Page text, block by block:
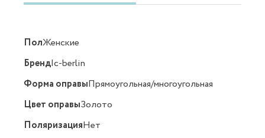
ПолЖенские
БрендIc-berlin
Форма оправыПрямоугольная/многоугольная
Цвет оправыЗолото
ПоляризацияНет